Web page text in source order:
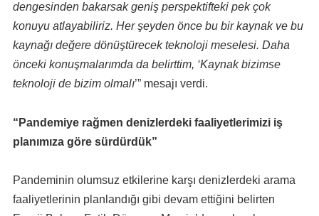
dengesinden bakarsak geniş perspektifteki pek çok
konuyu atlayabiliriz. Her şeyden önce bu bir kaynak ve bu
kaynağı değere dönüştürecek teknoloji meselesi. Daha
önceki konuşmalarımda da belirttim, ‘Kaynak bizimse
teknoloji de bizim olmalı’” mesajı verdi.
“Pandemiye rağmen denizlerdeki faaliyetlerimizi iş
planımıza göre sürdürdük”
Pandeminin olumsuz etkilerine karşı denizlerdeki arama
faaliyetlerinin planlandığı gibi devam ettiğini belirten